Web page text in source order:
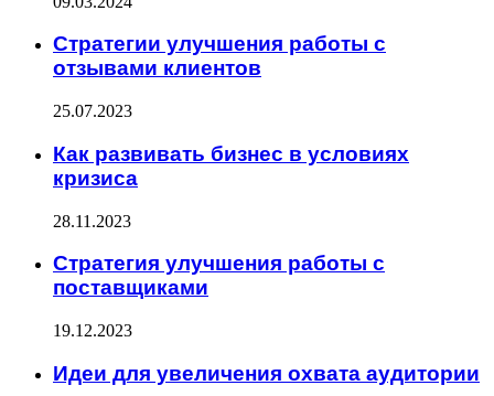
Стратегии улучшения работы с
отзывами клиентов
25.07.2023
Как развивать бизнес в условиях
кризиса
28.11.2023
Стратегия улучшения работы с
поставщиками
19.12.2023
Идеи для увеличения охвата аудитории